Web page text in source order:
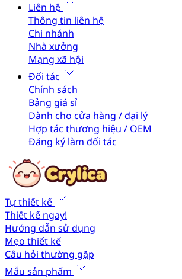
Liên hệ
Thông tin liên hệ
Chi nhánh
Nhà xưởng
Mạng xã hội
Đối tác
Chính sách
Bảng giá sỉ
Dành cho cửa hàng / đại lý
Hợp tác thương hiệu / OEM
Đăng ký làm đối tác
Tự thiết kế
Thiết kế ngay!
Hướng dẫn sử dụng
Mẹo thiết kế
Câu hỏi thường gặp
Mẫu sản phẩm